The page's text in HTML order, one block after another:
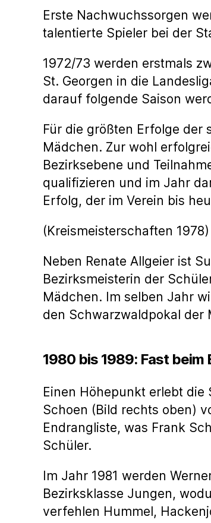
Erste Nachwuchssorgen
talentierte Spieler bei der
1972/73 werden erstmals
St. Georgen in die
darauf folgende Saison
Für die größten Erfolge
Mädchen. Zur wohl
Bezirksebene und
qualifizieren und im Jahr
Erfolg, der im Verein bis
(Kreismeisterschaften 1978)
Neben Renate Allgeier ist
Bezirksmeisterin der
Mädchen. Im selben Jahr
den Schwarzwaldpokal der
1980 bis 1989: Fast
Einen Höhepunkt erlebt
Schoen (Bild rechts oben)
Endrangliste, was Frank
Schüler.
Im Jahr 1981 werden
Bezirksklasse Jungen,
verfehlen Hummel,